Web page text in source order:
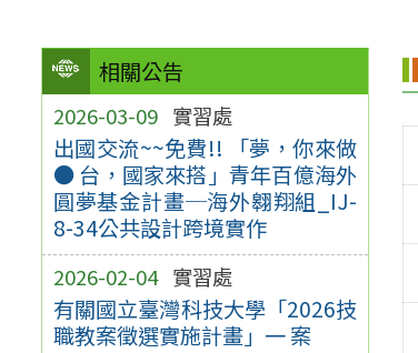
相關公告
2026-03-09 實習處
出國交流~~免費!! 「夢，你來做
● 台，國家來搭」青年百億海外
圓夢基金計畫─海外翱翔組_IJ-
8-34公共設計跨境實作
2026-02-04 實習處
有關國立臺灣科技大學「2026技
職教案徵選實施計畫」一 案